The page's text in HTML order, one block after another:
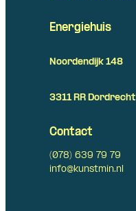
Energiehuis
Noordendijk 148
3311 RR Dordrecht
Contact
(078) 639 79 79
info@kunstmin.nl